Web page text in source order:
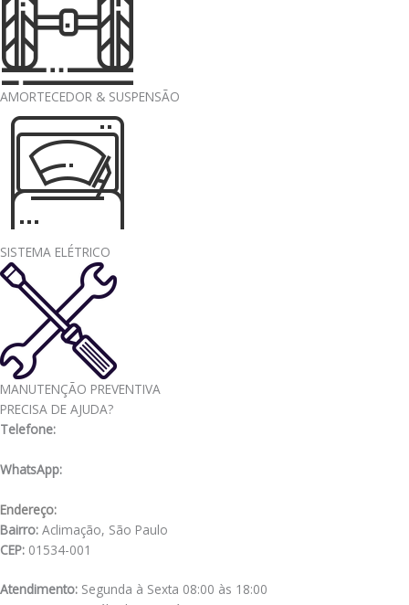
AMORTECEDOR & SUSPENSÃO
SISTEMA ELÉTRICO
MANUTENÇÃO PREVENTIVA
PRECISA DE AJUDA?
Telefone:
WhatsApp:
Endereço:
Bairro: Aclimação, São Paulo
CEP: 01534-001
Atendimento: Segunda à Sexta 08:00 às 18:00